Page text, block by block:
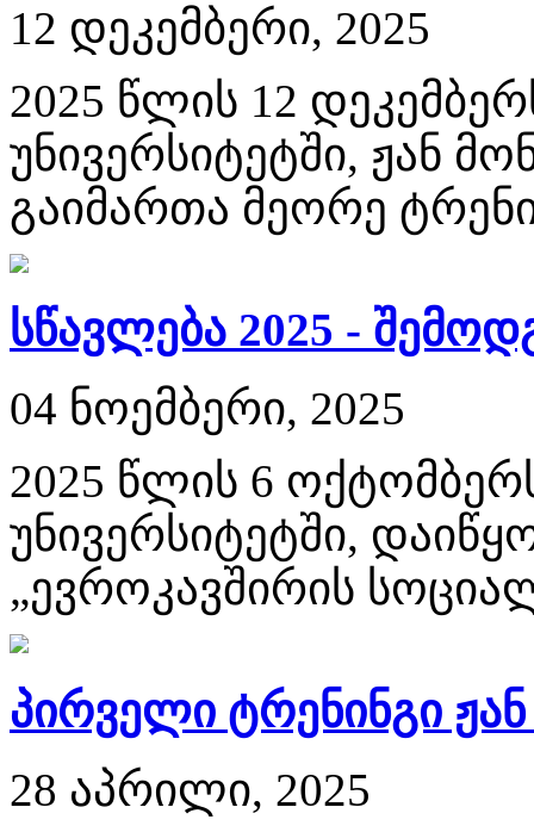
12 დეკემბერი, 2025
2025 წლის 12
უნივერსიტეტში, ჟან
გაიმართა მეორე
სწავლება 2025 -
04 ნოემბერი, 2025
2025 წლის 6
უნივერსიტეტში,
„ევროკავშირის
პირველი ტრენინგი
28 აპრილი, 2025